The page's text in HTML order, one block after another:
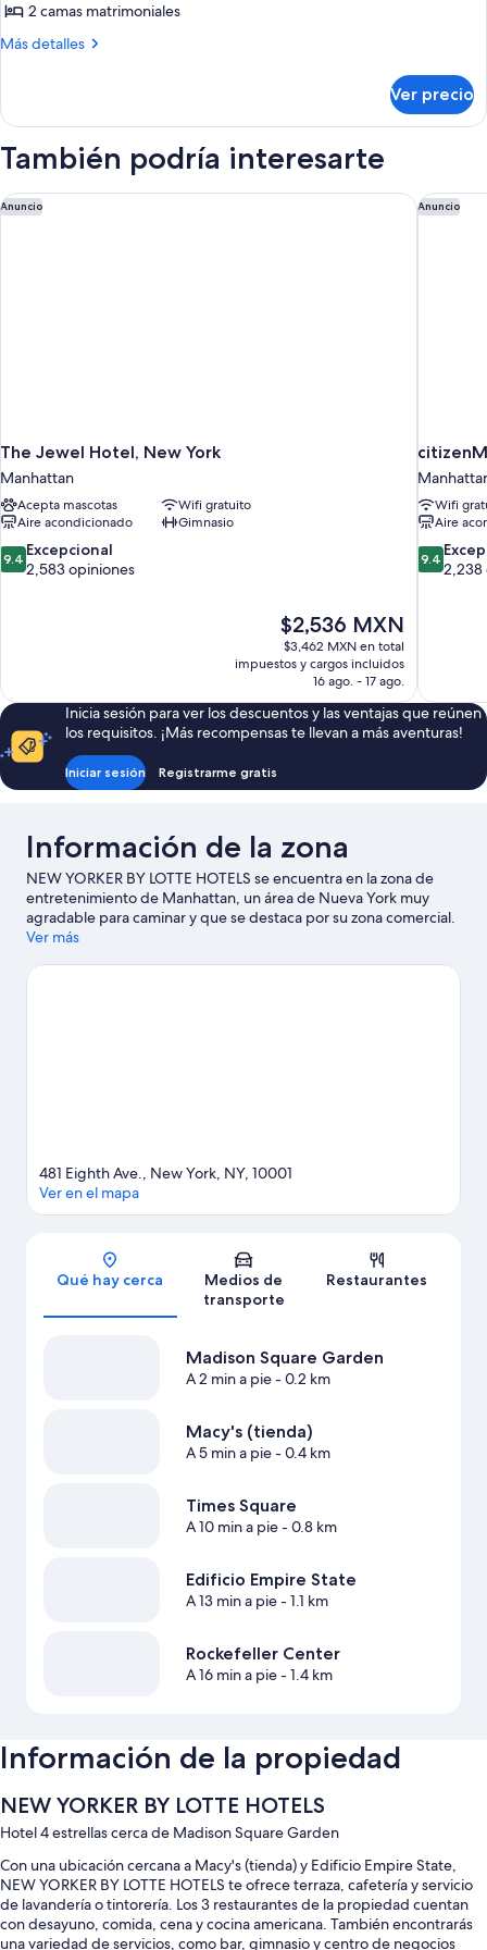
Habitación
ejecutiva,
matrimoniales
2 camas matrimoniales
Más detalles
Más
ejecutiva,
camas
Ver precio
También podría interesarte
Anuncio
The Jewel Hotel, New York
Manhattan
Acepta mascotas
Wifi gratuito
Aire acondicionado
Gimnasio
9.4
de
9.4 Excepcional
2,583 opiniones
El
precio
actual
de
$2,536 MXN
$2,536 MXN
$3,462 MXN en total
impuestos y cargos incluidos
16 ago. - 17 ago.
The Jewel Hotel, New York Anuncio
Wifi
Aire
9.4
de
9.4
2,238
citizenM
Inicia sesión para ver los descuentos y las ventajas que reúnen
los requisitos. ¡Más recompensas te llevan a más aventuras!
Iniciar sesión Registrarme gratis
Información de la zona
NEW YORKER BY LOTTE HOTELS se encuentra en la zona de
entretenimiento de Manhattan, un área de Nueva York muy
agradable para caminar y que se destaca por su zona comercial.
Times Square y Rockefeller Center son lugares emblemáticos, y
(tienda). ¿Quieres asistir a un evento o partido mientras estás
Ver más
Sección del mapa
481 Eighth Ave., New York, NY, 10001
Ver en el mapa
Qué hay cerca
Medios de
transporte
Restaurantes
Madison Square Garden
A 2 min a pie- 0.2 km
Macy's (tienda)
A 5 min a pie- 0.4 km
Times Square
A 10 min a pie- 0.8 km
Edificio Empire State
A 13 min a pie- 1.1 km
Rockefeller Center
A 16 min a pie- 1.4 km
Información de la propiedad
NEW YORKER BY LOTTE HOTELS
Hotel 4 estrellas cerca de Madison Square Garden
Con una ubicación cercana a Macy's (tienda) y Edificio Empire State,
NEW YORKER BY LOTTE HOTELS te ofrece terraza, cafetería y servicio
de lavandería o tintorería. Los 3 restaurantes de la propiedad cuentan
con desayuno, comida, cena y cocina americana. También encontrarás
una variedad de servicios, como bar, gimnasio y centro de negocios